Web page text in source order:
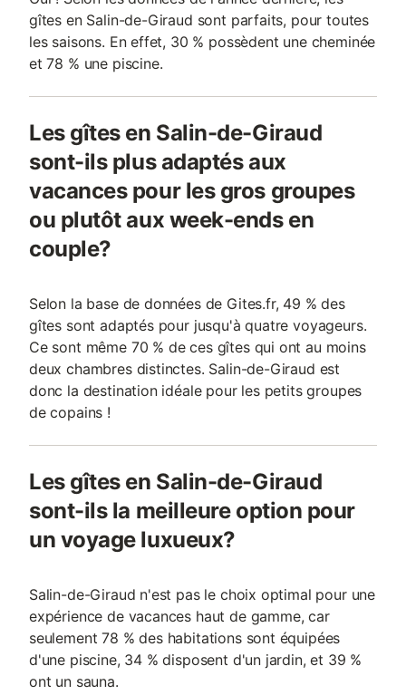
gîtes en Salin-de-Giraud sont parfaits, pour toutes
les saisons. En effet, 30 % possèdent une cheminée
et 78 % une piscine.
Les gîtes en Salin-de-Giraud
sont-ils plus adaptés aux
vacances pour les gros groupes
ou plutôt aux week-ends en
couple?
Selon la base de données de Gites.fr, 49 % des
gîtes sont adaptés pour jusqu'à quatre voyageurs.
Ce sont même 70 % de ces gîtes qui ont au moins
deux chambres distinctes. Salin-de-Giraud est
donc la destination idéale pour les petits groupes
de copains !
Les gîtes en Salin-de-Giraud
sont-ils la meilleure option pour
un voyage luxueux?
Salin-de-Giraud n'est pas le choix optimal pour une
expérience de vacances haut de gamme, car
seulement 78 % des habitations sont équipées
d'une piscine, 34 % disposent d'un jardin, et 39 %
ont un sauna.